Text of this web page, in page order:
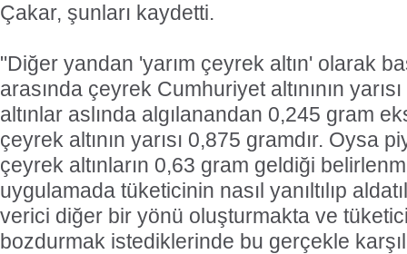
Çakar, şunları kaydetti.
"Diğer yandan 'yarım çeyrek altın' olarak
arasında çeyrek Cumhuriyet altınının
altınlar aslında algılanandan 0,245 gram
çeyrek altının yarısı 0,875 gramdır. Oysa
çeyrek altınların 0,63 gram geldiği
uygulamada tüketicinin nasıl yanıltılıp
verici diğer bir yönü oluşturmakta ve
bozdurmak istediklerinde bu gerçekle